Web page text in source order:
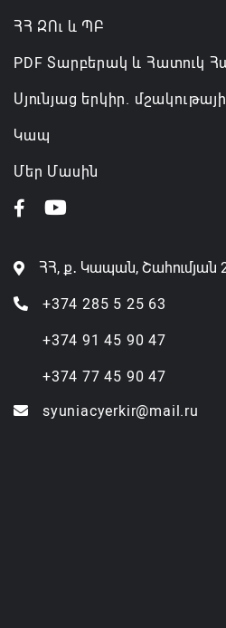
ՀՀ ԶՈւ և ՊԲ
PDF Տարբերակ և Հատուկ
Սյունյաց երկիր.
Կապ
Մեր Մասին
ՀՀ, ք․ Կապան, Շահումյան
+374 285 5 25 63
+374 91 45 90 47
+374 77 45 90 47
syuniacyerkir@mail.ru